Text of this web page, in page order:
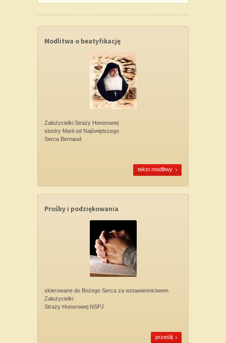
Modlitwa o beatyfikację
Założycielki Straży Honorowej
siostry Marii od Najświętszego
Serca Bernaud
tekst modlitwy
Prośby i podziękowania
skierowane do Bożego Serca za wstawiennictwem
Założycielki
Straży Honorowej NSPJ
prześlij